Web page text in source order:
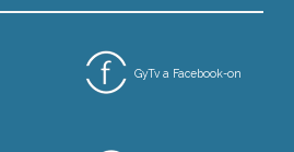
GyTv a Facebook-on